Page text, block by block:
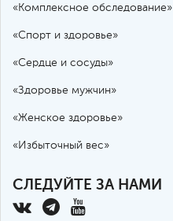
«Комплексное обследование»
«Спорт и здоровье»
«Сердце и сосуды»
«Здоровье мужчин»
«Женское здоровье»
«Избыточный вес»
СЛЕДУЙТЕ ЗА НАМИ